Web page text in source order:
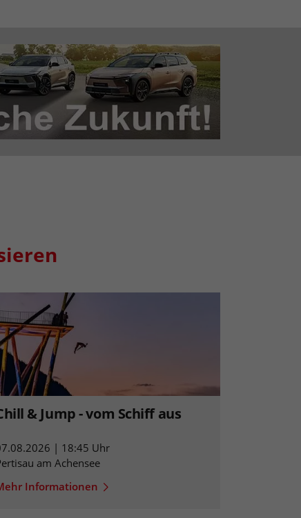
& Jump - vom Schiff aus
| 18:45 Uhr
am Achensee
Informationen